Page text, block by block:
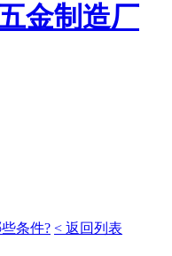
金制造厂
条件? < 返回列表